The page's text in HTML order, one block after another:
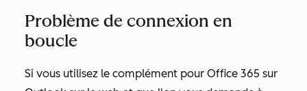
Problème de connexion en
boucle
Si vous utilisez le complément pour Office 365 sur